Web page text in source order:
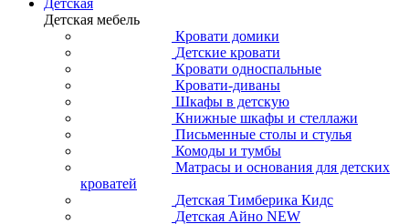
Детская мебель
Кровати домики
Детские кровати
Кровати односпальные
Кровати-диваны
Шкафы в детскую
Книжные шкафы и стеллажи
Письменные столы и стулья
Комоды и тумбы
Матрасы и основания для детских
кроватей
Детская Тимберика Кидс
Детская Айно NEW